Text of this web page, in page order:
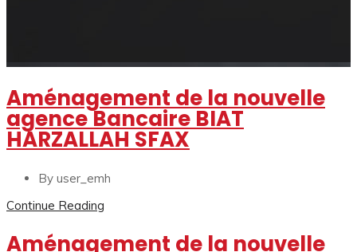
Aménagement de la nouvelle
agence Bancaire BIAT
HARZALLAH SFAX
By user_emh
Continue Reading
Aménagement de la nouvelle